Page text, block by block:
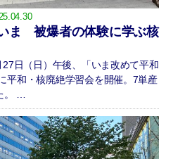
ま 被爆者の体験に学ぶ核
日（日）午後、「いま改めて平和
平和・核廃絶学習会を開催。7単産
。 …